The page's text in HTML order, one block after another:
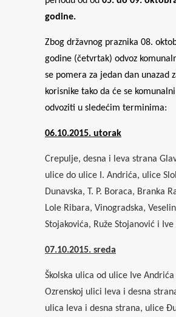
godine.
Zbog državnog praznika 08.
godine (četvrtak) odvoz
se pomera za jedan dan unazad
korisnike tako da će se
odvoziti u sledećim terminima:
06.10.2015. utorak
Crepulje, desna i leva strana
ulice do ulice I. Andrića, ulice
Dunavska, T. P. Boraca, Branka
Lole Ribara, Vinogradska,
Stojakovića, Ruže Stojanović i
07.10.2015. sreda
Školska ulica od ulice Ive
Ozrenskoj ulici leva i desna
ulica leva i desna strana, ulice